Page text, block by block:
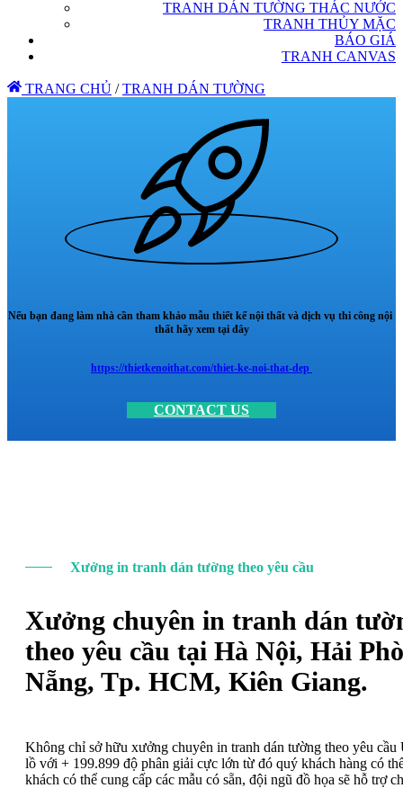
TRANH DÁN TƯỜNG THÁC NƯỚC
TRANH THỦY MẶC
BÁO GIÁ
TRANH CANVAS
TRANG CHỦ / TRANH DÁN TƯỜNG
Nếu bạn đang làm nhà cần tham khảo mẫu thiết kế nội thất và dịch vụ thi công nội
thất hãy xem tại đây
https://thietkenoithat.com/thiet-ke-noi-that-dep
CONTACT US
Xưởng in tranh dán tường theo yêu cầu
Xưởng chuyên in tranh dán
theo yêu cầu tại Hà Nội, Hải
Nẵng, Tp. HCM, Kiên Giang.
Không chỉ sở hữu xưởng chuyên in tranh dán tường theo yêu
lồ với + 199.899 độ phân giải cực lớn từ đó quý khách hàng có
khách có thể cung cấp các mẫu có sẵn, đội ngũ đồ họa sẽ hỗ trợ